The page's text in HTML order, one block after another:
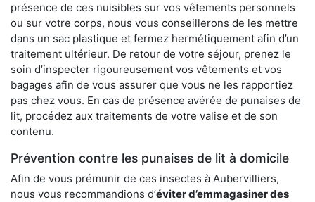
présence de ces nuisibles sur vos vêtements personnels
ou sur votre corps, nous vous conseillerons de les mettre
dans un sac plastique et fermez hermétiquement afin d’un
traitement ultérieur. De retour de votre séjour, prenez le
soin d’inspecter rigoureusement vos vêtements et vos
bagages afin de vous assurer que vous ne les rapportiez
pas chez vous. En cas de présence avérée de punaises de
lit, procédez aux traitements de votre valise et de son
contenu.
Prévention contre les punaises de lit à domicile
Afin de vous prémunir de ces insectes à Aubervilliers,
nous vous recommandions d’éviter d’emmagasiner des